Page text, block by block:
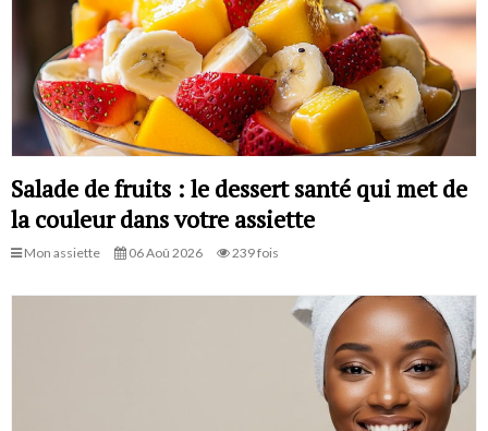
Salade de fruits : le dessert santé qui met de
la couleur dans votre assiette
Mon assiette 06 Aoû 2026 239 fois